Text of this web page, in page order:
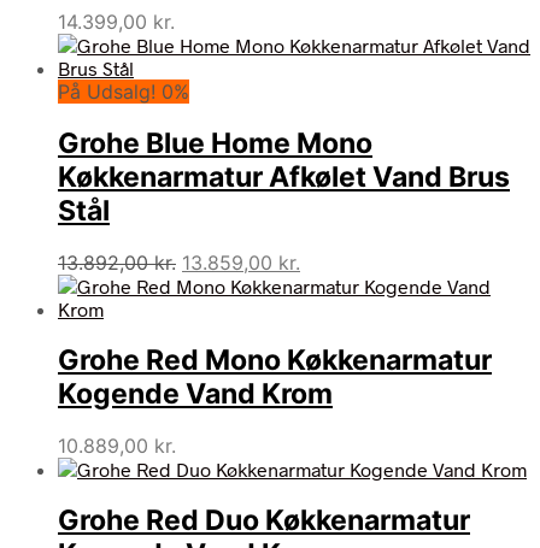
14.399,00 kr.
På Udsalg! 0%
Grohe Blue Home Mono
Køkkenarmatur Afkølet Vand Brus
Stål
13.892,00kr. Den
oprindelige
13.892,00 kr..
13.859,00 kr.
aktuelle
13.859,00 kr..
Grohe Red Mono Køkkenarmatur
Kogende Vand Krom
10.889,00 kr.
Grohe Red Duo Køkkenarmatur